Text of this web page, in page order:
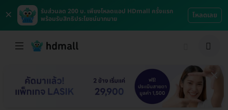
×
รับส่วนลด 200 บ. เพียงโหลดแอป HDmall ครั้งแรก
พร้อมรับสิทธิประโยชน์มากมาย
โหลดเลย